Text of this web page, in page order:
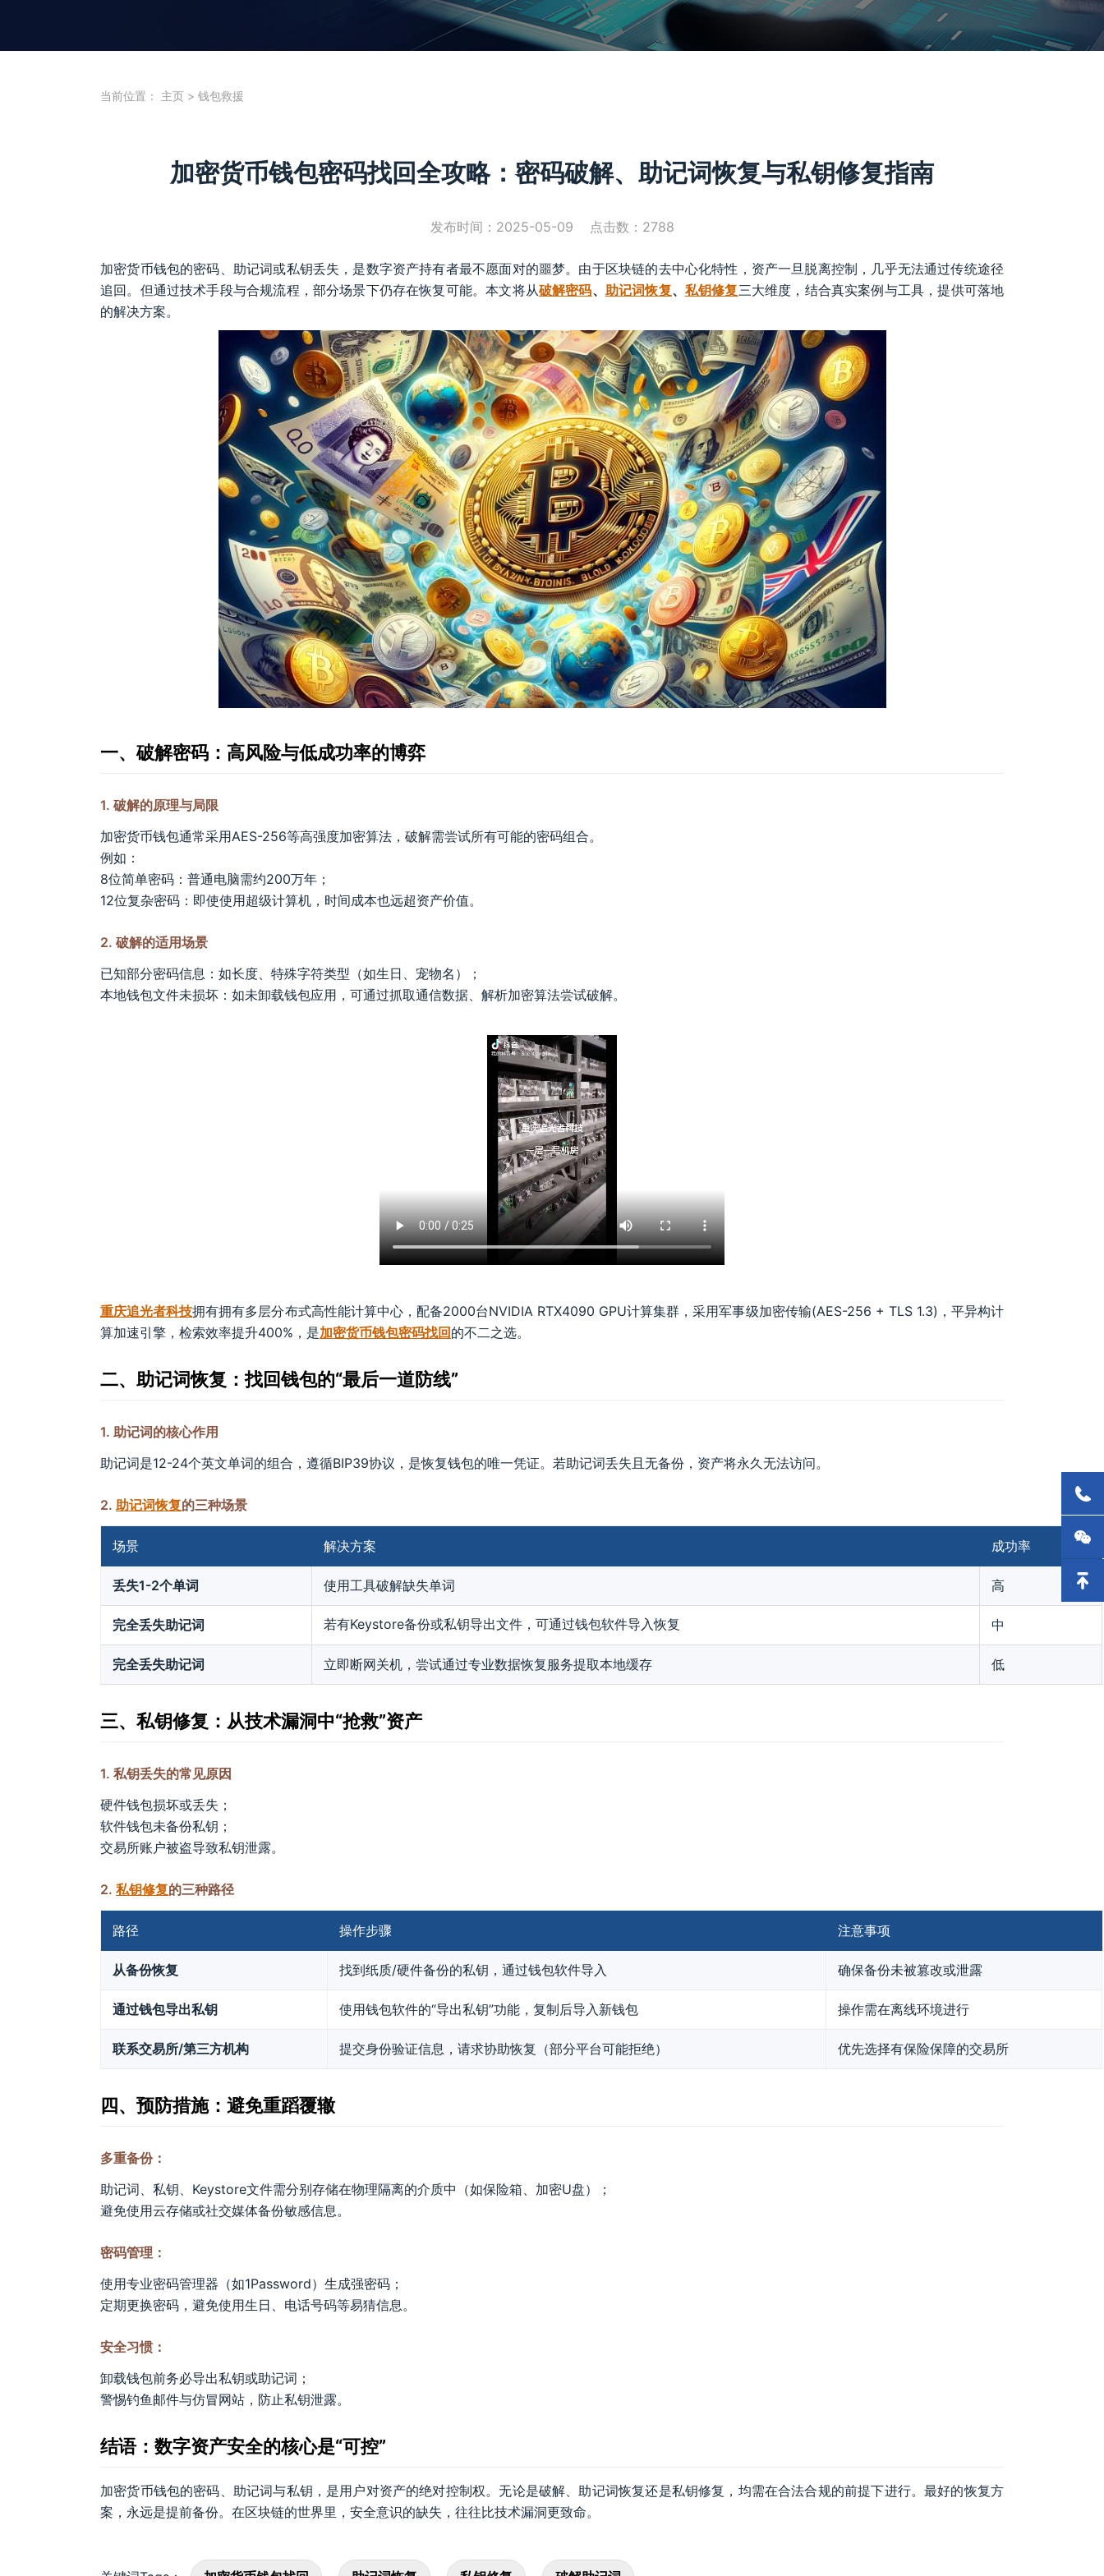
当前位置： 主页 > 钱包救援
加密货币钱包密码找回全攻略：密码破解、助记词恢复与私钥修复指南
发布时间：2025-05-09 点击数： 2788
加密货币钱包的密码、助记词或私钥丢失，是数字资产持有者最不愿面对的噩梦。由于区块链的去中心化特性，资产一旦脱离控制，几乎无法通过传统途径
追回。但通过技术手段与合规流程，部分场景下仍存在恢复可能。本文将从破解密码、 助记词恢复、 私钥修复三大维度，结合真实案例与工具，提供可落地
的解决方案。
一、破解密码：高风险与低成功率的博弈
1. 破解的原理与局限
加密货币钱包通常采用AES-256等高强度加密算法，破解需尝试所有可能的密码组合。
例如：
8位简单密码：普通电脑需约200万年；
12位复杂密码：即使使用超级计算机，时间成本也远超资产价值。
2. 破解的适用场景
已知部分密码信息：如长度、特殊字符类型（如生日、宠物名）；
本地钱包文件未损坏：如未卸载钱包应用，可通过抓取通信数据、解析加密算法尝试破解。
重庆追光者科技拥有拥有多层分布式高性能计算中心，配备2000台NVIDIA RTX4090 GPU计算集群，采用军事级加密传输(AES-256 + TLS 1.3)，平异构计
算加速引擎，检索效率提升400%，是加密货币钱包密码找回 的不二之选。
二、助记词恢复：找回钱包的“最后一道防线”
1. 助记词的核心作用
助记词是12-24个英文单词的组合，遵循BIP39协议，是恢复钱包的唯一凭证。若助记词丢失且无备份，资产将永久无法访问。
2. 助记词恢复的三种场景
场景 解决方案 成功率
丢失1-2个单词 使用工具破解缺失单词 高
完全丢失助记词 若有Keystore备份或私钥导出文件，可通过钱包软件导入恢复 中
完全丢失助记词 立即断网关机，尝试通过专业数据恢复服务提取本地缓存 低
三、私钥修复：从技术漏洞中“抢救”资产
1. 私钥丢失的常见原因
硬件钱包损坏或丢失；
软件钱包未备份私钥；
交易所账户被盗导致私钥泄露。
2. 私钥修复的三种路径
路径 操作步骤 注意事项
从备份恢复 找到纸质/硬件备份的私钥，通过钱包软件导入 确保备份未被篡改或泄露
通过钱包导出私钥 使用钱包软件的“导出私钥”功能，复制后导入新钱包 操作需在离线环境进行
联系交易所/第三方机构 提交身份验证信息，请求协助恢复（部分平台可能拒绝） 优先选择有保险保障的交易所
四、预防措施：避免重蹈覆辙
多重备份：
助记词、私钥、Keystore文件需分别存储在物理隔离的介质中（如保险箱、加密U盘）；
避免使用云存储或社交媒体备份敏感信息。
密码管理：
使用专业密码管理器（如1Password）生成强密码；
定期更换密码，避免使用生日、电话号码等易猜信息。
安全习惯：
卸载钱包前务必导出私钥或助记词；
警惕钓鱼邮件与仿冒网站，防止私钥泄露。
结语：数字资产安全的核心是“可控”
加密货币钱包的密码、助记词与私钥，是用户对资产的绝对控制权。无论是破解、助记词恢复还是私钥修复，均需在合法合规的前提下进行。最好的恢复方
案，永远是提前备份。在区块链的世界里，安全意识的缺失，往往比技术漏洞更致命。